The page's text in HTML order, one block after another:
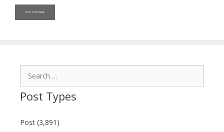
Post Types
Post (3,891)